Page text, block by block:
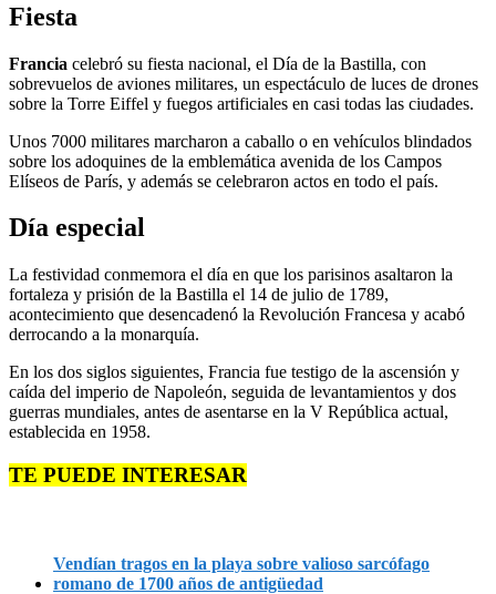
Fiesta
Francia celebró su fiesta nacional, el Día de la Bastilla, con
sobrevuelos de aviones militares, un espectáculo de luces de drones
sobre la Torre Eiffel y fuegos artificiales en casi todas las ciudades.
Unos 7000 militares marcharon a caballo o en vehículos blindados
sobre los adoquines de la emblemática avenida de los Campos
Elíseos de París, y además se celebraron actos en todo el país.
Día especial
La festividad conmemora el día en que los parisinos asaltaron la
fortaleza y prisión de la Bastilla el 14 de julio de 1789,
acontecimiento que desencadenó la Revolución Francesa y acabó
derrocando a la monarquía.
En los dos siglos siguientes, Francia fue testigo de la ascensión y
caída del imperio de Napoleón, seguida de levantamientos y dos
guerras mundiales, antes de asentarse en la V República actual,
establecida en 1958.
TE PUEDE INTERESAR
Vendían tragos en la playa sobre valioso sarcófago
romano de 1700 años de antigüedad